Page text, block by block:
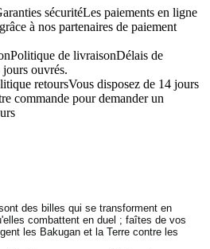
sécuritéLes paiements en ligne
à nos partenaires de paiement
Politique de livraisonDélais de
ouvrés.
retoursVous disposez de 14 jours
commande pour demander un
des billes qui se transforment en
combattent en duel ; faîtes de vos
les Bakugan et la Terre contre les